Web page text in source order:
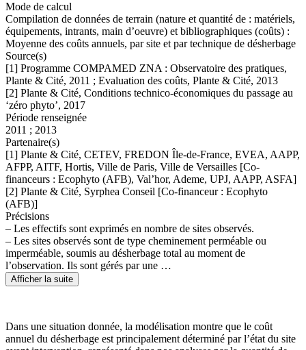
Mode de calcul
Compilation de données de terrain (nature et quantité de : matériels,
équipements, intrants, main d’oeuvre) et bibliographiques (coûts) :
Moyenne des coûts annuels, par site et par technique de désherbage
Source(s)
[1] Programme COMPAMED ZNA : Observatoire des pratiques,
Plante & Cité, 2011 ; Evaluation des coûts, Plante & Cité, 2013
[2] Plante & Cité, Conditions technico-économiques du passage au
‘zéro phyto’, 2017
Période renseignée
2011 ; 2013
Partenaire(s)
[1] Plante & Cité, CETEV, FREDON Île-de-France, EVEA, AAPP,
AFPP, AITF, Hortis, Ville de Paris, Ville de Versailles [Co-
financeurs : Ecophyto (AFB), Val’hor, Ademe, UPJ, AAPP, ASFA]
[2] Plante & Cité, Syrphea Conseil [Co-financeur : Ecophyto
(AFB)]
Précisions
– Les effectifs sont exprimés en nombre de sites observés.
– Les sites observés sont de type cheminement perméable ou
imperméable, soumis au désherbage total au moment de
l’observation. Ils sont gérés par une …
Afficher la suite
Dans une situation donnée, la modélisation montre que le coût
annuel du désherbage est principalement déterminé par l’état du site